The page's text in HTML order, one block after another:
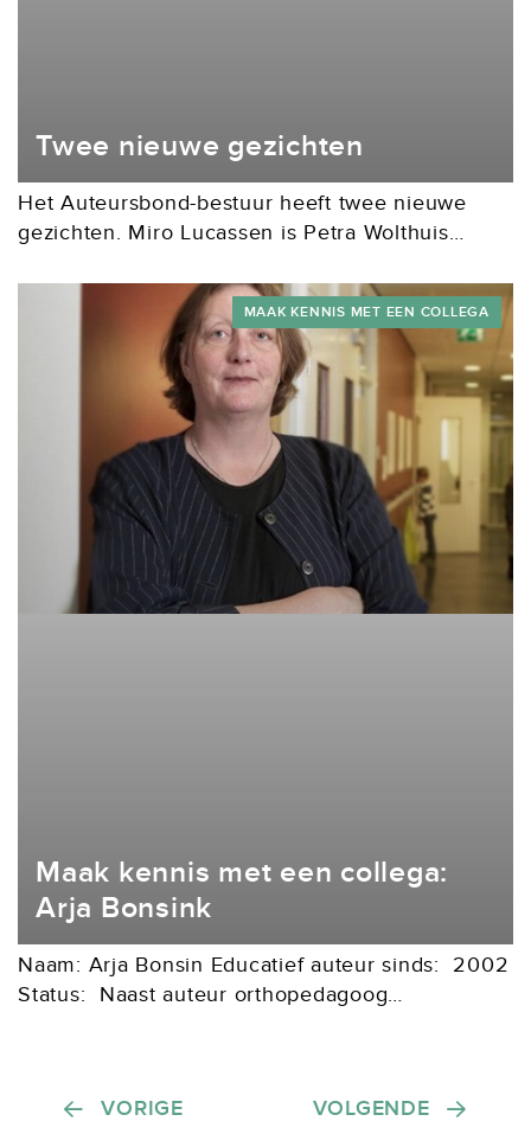
Twee nieuwe gezichten
Het Auteursbond-bestuur heeft twee nieuwe
gezichten. Miro Lucassen is Petra Wolthuis
Freelance Journalisten. De nog vacante
bestuurszetel is ingenomen door Mei Li Vos,
Maak kennis met een collega:
Arja Bonsink
Naam: Arja Bonsin Educatief auteur sinds: 2002
Status: Naast auteur orthopedagoog
Het is een school...
MAAK KENNIS MET EEN COLLEGA
Berichten paginering
VORIGE VOLGENDE